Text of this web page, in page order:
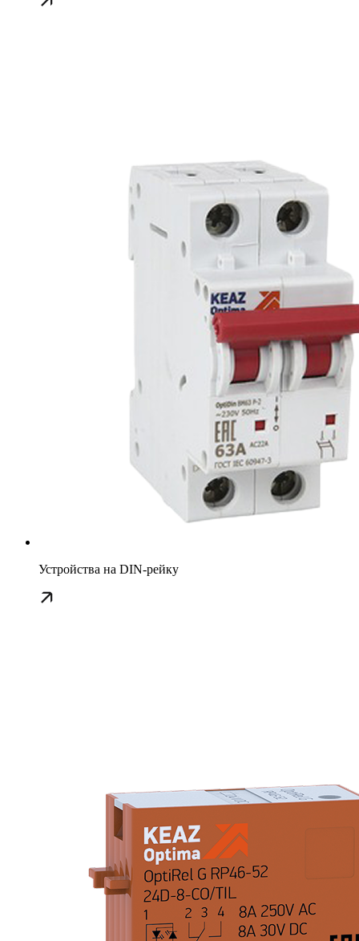
Устройства на DIN-рейку